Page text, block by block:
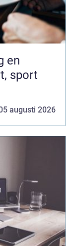
sport
augusti 2026